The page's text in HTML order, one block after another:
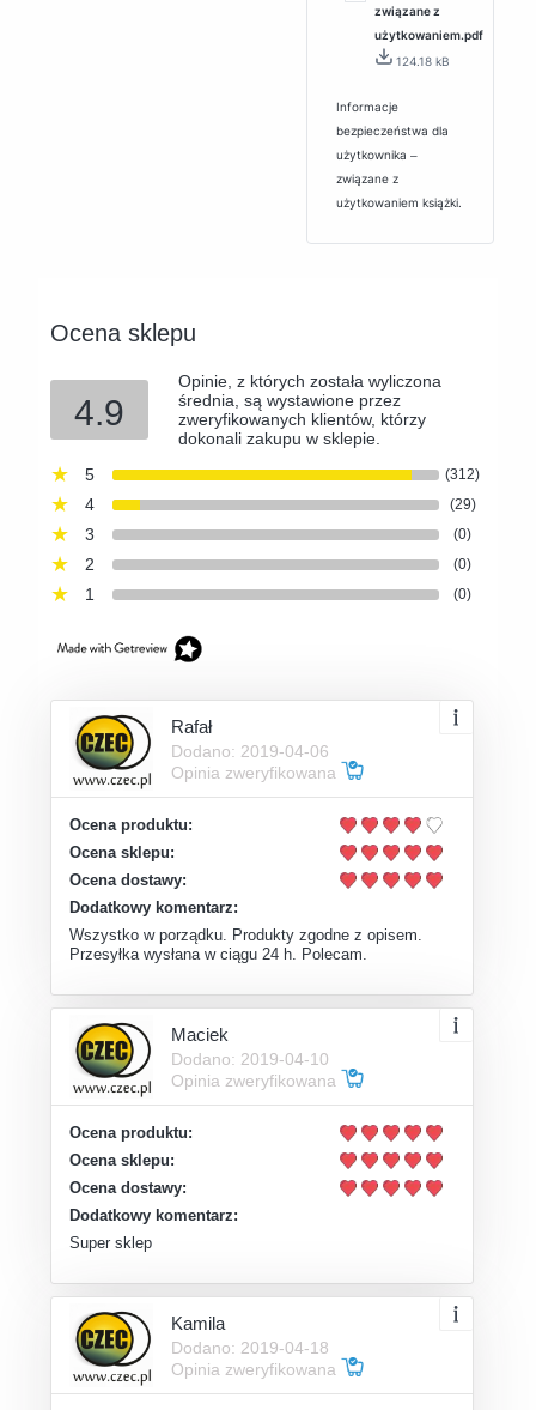
związane z
użytkowaniem.pdf
124.18 kB
Informacje
bezpieczeństwa dla
użytkownika ‒
związane z
użytkowaniem książki.
Ocena sklepu
4.9
Opinie, z których została wyliczona
średnia, są wystawione przez
zweryfikowanych klientów, którzy
dokonali zakupu w sklepie.
5
(312)
4 (29)
3 (0)
2 (0)
1 (0)
Rafał
Dodano: 2019-04-06
Opinia zweryfikowana
Ocena produktu:
Ocena sklepu:
Ocena dostawy:
Dodatkowy komentarz:
Wszystko w porządku. Produkty zgodne z opisem.
Przesyłka wysłana w ciągu 24 h. Polecam.
Maciek
Dodano: 2019-04-10
Opinia zweryfikowana
Ocena produktu:
Ocena sklepu:
Ocena dostawy:
Dodatkowy komentarz:
Super sklep
Kamila
Dodano: 2019-04-18
Opinia zweryfikowana